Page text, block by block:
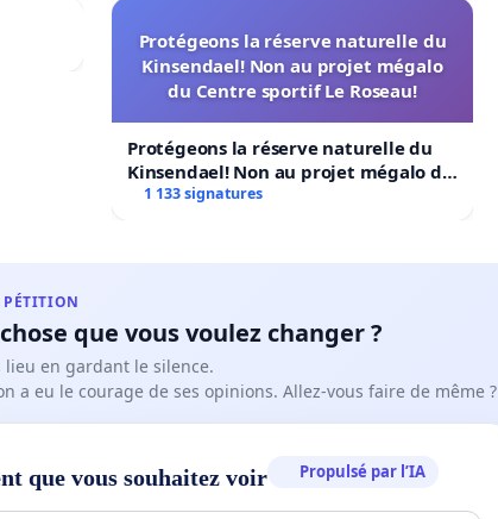
Protégeons la réserve naturelle du
Kinsendael! Non au projet mégalo
du Centre sportif Le Roseau!
Protégeons la réserve naturelle du
Kinsendael! Non au projet mégalo du
Centre sportif Le Roseau!
1 133 signatures
PÉTITION
que vous voulez changer ?
lieu en gardant le silence.
a eu le courage de ses opinions. Allez-vous faire de même ?
que vous souhaitez voir Propulsé par l’IA